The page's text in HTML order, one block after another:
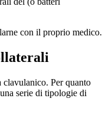
con il proprio medico.
Per quanto
serie di tipologie di